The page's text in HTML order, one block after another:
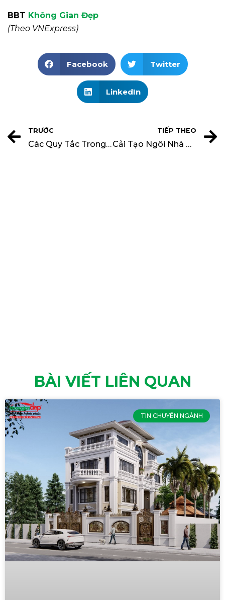
BBT Không Gian Đẹp
(Theo VNExpress)
Facebook Twitter
LinkedIn
TRƯỚC
Các Quy Tắc Trong Thiết Kế Phòng Ngủ
TIẾP THEO
Cải Tạo Ngôi Nhà Tại Montreal Bằng Cách Sắp Đặt Những Chiếc Hộp Đen Độc Đáo
BÀI VIẾT LIÊN QUAN
TIN CHUYÊN NGÀNH